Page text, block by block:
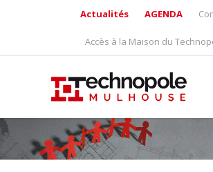
Actualités AGENDA
Accès à la Maison du